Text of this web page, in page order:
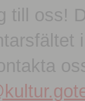
till oss!